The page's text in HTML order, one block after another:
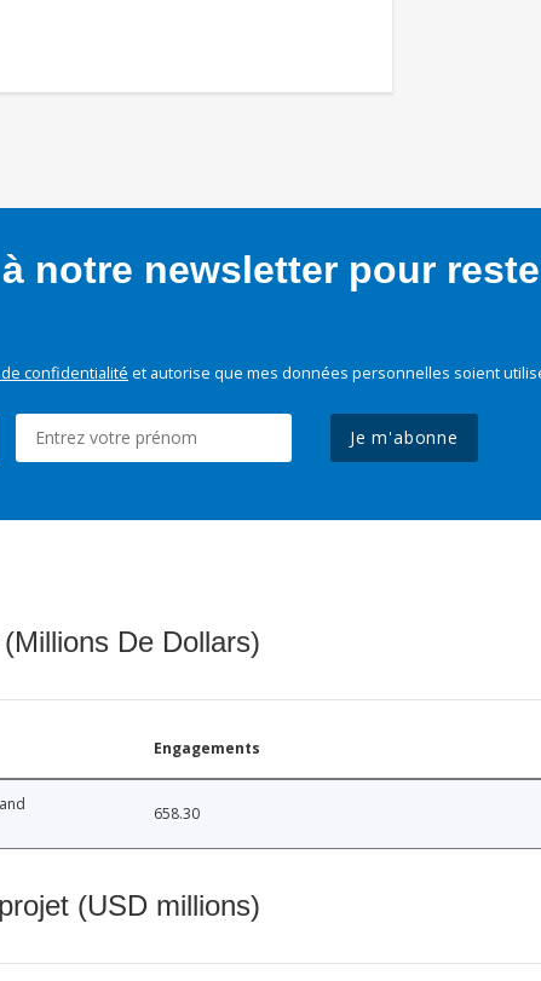
notre newsletter pour
confidentialité et autorise que mes données personnelles soient
Je m'abonne
De Dollars)
Engagements
658.30
(USD millions)